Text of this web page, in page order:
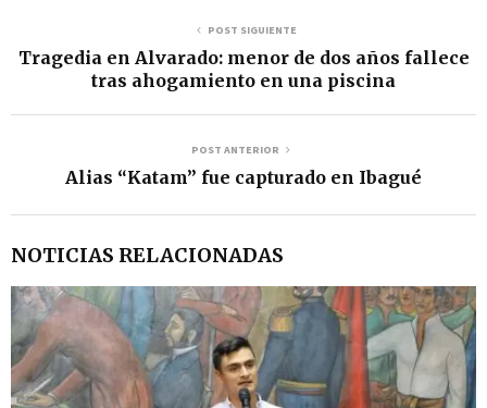
u
d
i
o
POST SIGUIENTE
Tragedia en Alvarado: menor de dos años fallece
tras ahogamiento en una piscina
POST ANTERIOR
Alias “Katam” fue capturado en Ibagué
NOTICIAS RELACIONADAS